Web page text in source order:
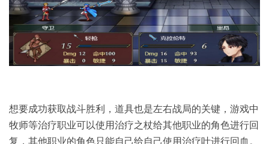
想要成功获取战斗胜利，道具也是左右战局的关键，游戏中
牧师等治疗职业可以使用治疗之杖给其他职业的角色进行回
复，其他职业的角色只能自己给自己使用治疗叶进行回血。